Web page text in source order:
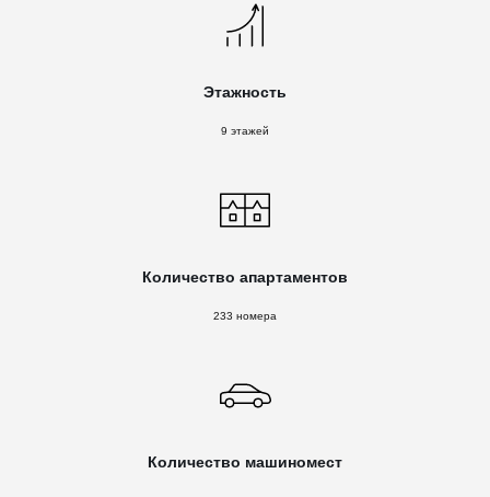
Этажность
9 этажей
Количество апартаментов
233 номера
Количество машиномест